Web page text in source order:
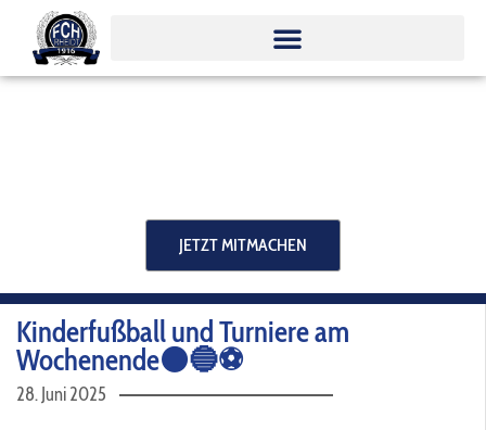
Inhalt
springen
JETZT MITMACHEN
Kinderfußball und Turniere am
Wochenende⚫️🔵⚽️
28. Juni 2025